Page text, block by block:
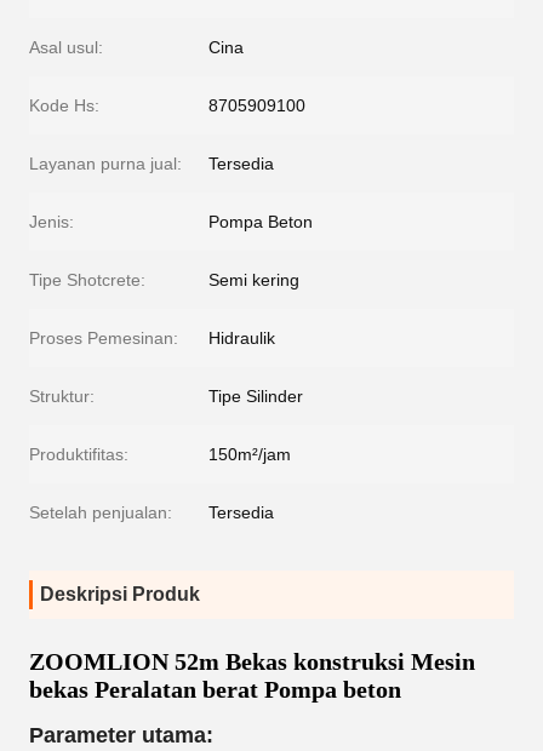
Asal usul: Cina
Kode Hs: 8705909100
Layanan purna jual: Tersedia
Jenis: Pompa Beton
Tipe Shotcrete: Semi kering
Proses Pemesinan: Hidraulik
Struktur: Tipe Silinder
Produktifitas: 150m²/jam
Setelah penjualan: Tersedia
Deskripsi Produk
ZOOMLION 52m Bekas konstruksi Mesin
bekas Peralatan berat Pompa beton
Parameter utama: